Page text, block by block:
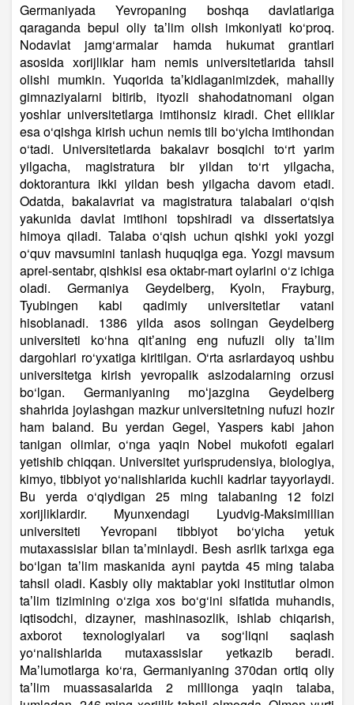
Germaniyada Yevropaning boshqa davlatlariga
qaraganda bepul oliy taʼlim olish imkoniyati ko‘proq.
Nodavlat jamg‘armalar hamda hukumat grantlari
asosida xorijliklar ham nemis universitetlarida tahsil
olishi mumkin. Yuqorida taʼkidlaganimizdek, mahalliy
gimnaziyalarni bitirib, ityozli shahodatnomani olgan
yoshlar universitetlarga imtihonsiz kiradi. Chet elliklar
esa o‘qishga kirish uchun nemis tili bo‘yicha imtihondan
o‘tadi. Universitetlarda bakalavr bosqichi to‘rt yarim
yilgacha, magistratura bir yildan to‘rt yilgacha,
doktorantura ikki yildan besh yilgacha davom etadi.
Odatda, bakalavriat va magistratura talabalari o‘qish
yakunida davlat imtihoni topshiradi va dissertatsiya
himoya qiladi. Talaba o‘qish uchun qishki yoki yozgi
o‘quv mavsumini tanlash huquqiga ega. Yozgi mavsum
aprel-sentabr, qishkisi esa oktabr-mart oylarini o‘z ichiga
oladi. Germaniya Geydelberg, Kyoln, Frayburg,
Tyubingen kabi qadimiy universitetlar vatani
hisoblanadi. 1386 yilda asos solingan Geydelberg
universiteti ko‘hna qitʼaning eng nufuzli oliy taʼlim
dargohlari ro‘yxatiga kiritilgan. O‘rta asrlardayoq ushbu
universitetga kirish yevropalik aslzodalarning orzusi
bo‘lgan. Germaniyaning moʻjazgina Geydelberg
shahrida joylashgan mazkur universitetning nufuzi hozir
ham baland. Bu yerdan Gegel, Yaspers kabi jahon
tanigan olimlar, o‘nga yaqin Nobel mukofoti egalari
yetishib chiqqan. Universitet yurisprudensiya, biologiya,
kimyo, tibbiyot yo‘nalishlarida kuchli kadrlar tayyorlaydi.
Bu yerda o‘qiydigan 25 ming talabaning 12 foizi
xorijliklardir. Myunxendagi Lyudvig-Maksimillian
universiteti Yevropani tibbiyot bo‘yicha yetuk
mutaxassislar bilan taʼminlaydi. Besh asrlik tarixga ega
bo‘lgan taʼlim maskanida ayni paytda 45 ming talaba
tahsil oladi. Kasbiy oliy maktablar yoki institutlar olmon
taʼlim tizimining o‘ziga xos bo‘g‘ini sifatida muhandis,
iqtisodchi, dizayner, mashinasozlik, ishlab chiqarish,
axborot texnologiyalari va sog‘liqni saqlash
yo‘nalishlarida mutaxassislar yetkazib beradi.
Maʼlumotlarga ko‘ra, Germaniyaning 370dan ortiq oliy
taʼlim muassasalarida 2 millionga yaqin talaba,